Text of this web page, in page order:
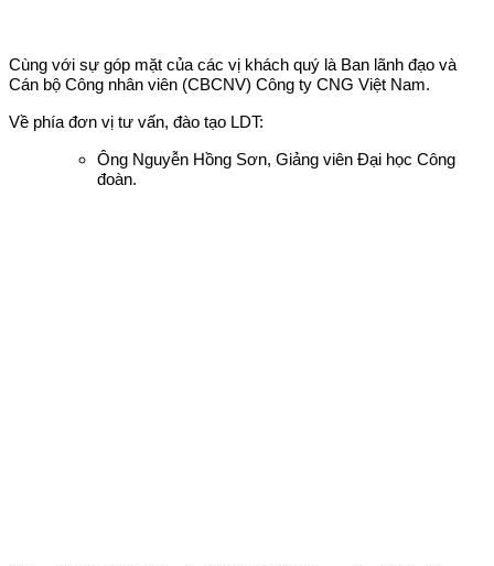
Cùng với sự góp mặt của các vị khách quý là Ban lãnh đạo và
Cán bộ Công nhân viên (CBCNV) Công ty CNG Việt Nam.
Về phía đơn vị tư vấn, đào tạo LDT:
Ông Nguyễn Hồng Sơn, Giảng viên Đại học Công
đoàn.